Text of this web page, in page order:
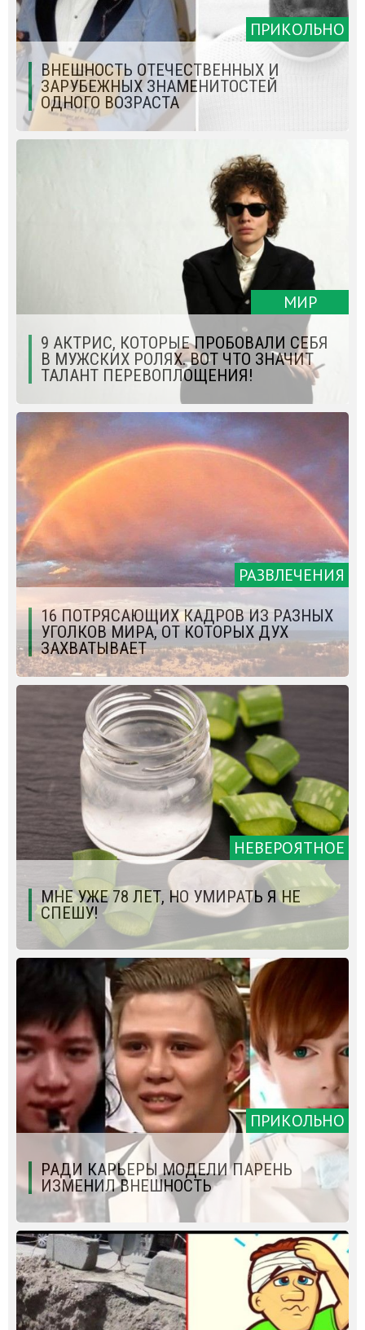
ПРИКОЛЬНО
ВНЕШНОСТЬ ОТЕЧЕСТВЕННЫХ И
ЗАРУБЕЖНЫХ ЗНАМЕНИТОСТЕЙ
ОДНОГО ВОЗРАСТА
МИР
9 АКТРИС, КОТОРЫЕ ПРОБОВАЛИ СЕБЯ
В МУЖСКИХ РОЛЯХ. ВОТ ЧТО ЗНАЧИТ
ТАЛАНТ ПЕРЕВОПЛОЩЕНИЯ!
РАЗВЛЕЧЕНИЯ
16 ПОТРЯСАЮЩИХ КАДРОВ ИЗ РАЗНЫХ
УГОЛКОВ МИРА, ОТ КОТОРЫХ ДУХ
ЗАХВАТЫВАЕТ
НЕВЕРОЯТНОЕ
МНЕ УЖЕ 78 ЛЕТ, НО УМИРАТЬ Я НЕ
СПЕШУ!
ПРИКОЛЬНО
РАДИ КАРЬЕРЫ МОДЕЛИ ПАРЕНЬ
ИЗМЕНИЛ ВНЕШНОСТЬ